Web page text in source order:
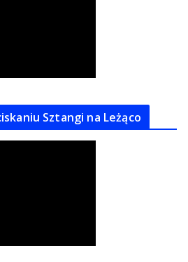
Sztangi na Leżąco